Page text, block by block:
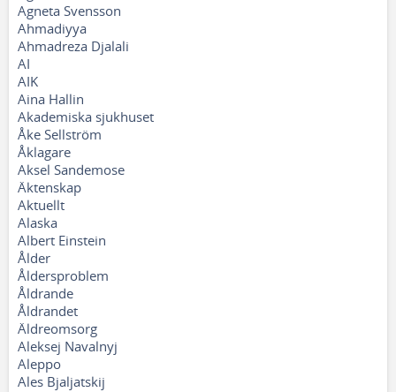
Agneta Svensson
Ahmadiyya
Ahmadreza Djalali
AI
AIK
Aina Hallin
Akademiska sjukhuset
Åke Sellström
Åklagare
Aksel Sandemose
Äktenskap
Aktuellt
Alaska
Albert Einstein
Ålder
Åldersproblem
Åldrande
Åldrandet
Äldreomsorg
Aleksej Navalnyj
Aleppo
Ales Bjaljatskij